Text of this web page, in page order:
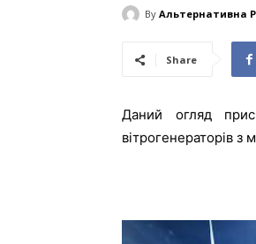
By Альтернативна
Share
Даний огляд
вітрогенераторів